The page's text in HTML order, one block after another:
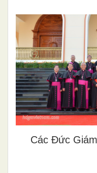
Các Đức